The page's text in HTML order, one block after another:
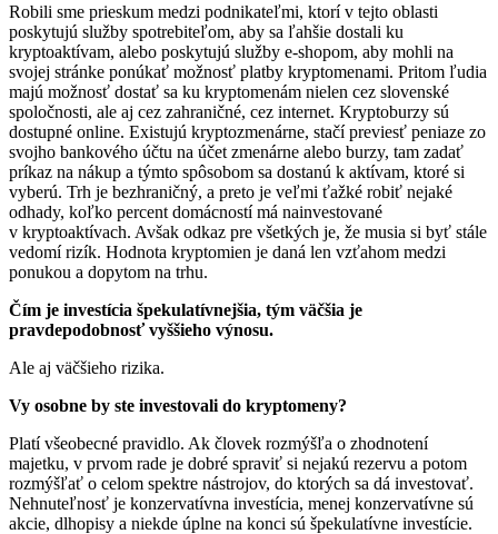
Robili sme prieskum medzi podnikateľmi, ktorí v tejto oblasti
poskytujú služby spotrebiteľom, aby sa ľahšie dostali ku
kryptoaktívam, alebo poskytujú služby e-shopom, aby mohli na
svojej stránke ponúkať možnosť platby kryptomenami. Pritom ľudia
majú možnosť dostať sa ku kryptomenám nielen cez slovenské
spoločnosti, ale aj cez zahraničné, cez internet. Kryptoburzy sú
dostupné online. Existujú kryptozmenárne, stačí previesť peniaze zo
svojho bankového účtu na účet zmenárne alebo burzy, tam zadať
príkaz na nákup a týmto spôsobom sa dostanú k aktívam, ktoré si
vyberú. Trh je bezhraničný, a preto je veľmi ťažké robiť nejaké
odhady, koľko percent domácností má nainvestované
v kryptoaktívach. Avšak odkaz pre všetkých je, že musia si byť stále
vedomí rizík. Hodnota kryptomien je daná len vzťahom medzi
ponukou a dopytom na trhu.
Čím je investícia špekulatívnejšia, tým väčšia je
pravdepodobnosť vyššieho výnosu.
Ale aj väčšieho rizika.
Vy osobne by ste investovali do kryptomeny?
Platí všeobecné pravidlo. Ak človek rozmýšľa o zhodnotení
majetku, v prvom rade je dobré spraviť si nejakú rezervu a potom
rozmýšľať o celom spektre nástrojov, do ktorých sa dá investovať.
Nehnuteľnosť je konzervatívna investícia, menej konzervatívne sú
akcie, dlhopisy a niekde úplne na konci sú špekulatívne investície.